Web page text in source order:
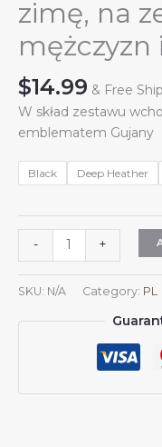
zimę, na
mężczyzn
$14.99 & Free
W skład zestawu
emblematem Gujany
Black Deep Heather
-
z
herbem
Gujany,
dzianinowa
+
SKU: N/A Category: PL